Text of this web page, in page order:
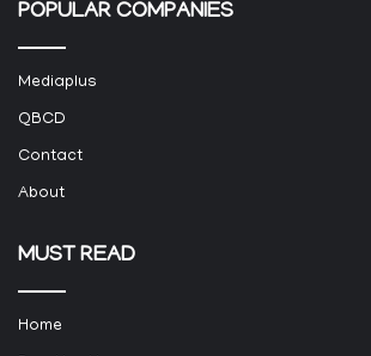
POPULAR COMPANIES
Mediaplus
QBCD
Contact
About
MUST READ
Home